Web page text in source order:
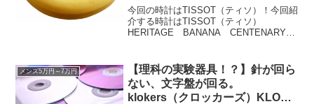
～
今回の時計はTISSOT（ティソ）！今回紹
介する時計はTISSOT（ティソ）
HERITAGE BANANA CENTENARY
係のある話として、記事を書...
メンズ5万円～7万円
【理科の実験器具！？】針が回ら
ない、文字盤が回る。
klokers（クロッカーズ）KLOK-